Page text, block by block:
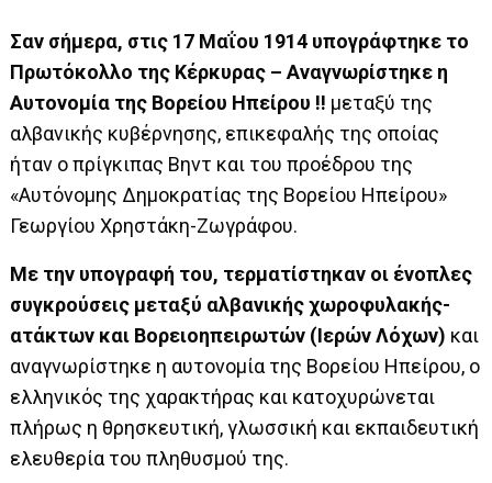
Σαν σήμερα, στις 17 Μαΐου 1914 υπογράφτηκε το
Πρωτόκολλο της Κέρκυρας – Αναγνωρίστηκε η
Αυτονομία της Βορείου Ηπείρου !! μεταξύ της
αλβανικής κυβέρνησης, επικεφαλής της οποίας
ήταν ο πρίγκιπας Βηντ και του προέδρου της
«Αυτόνομης Δημοκρατίας της Βορείου Ηπείρου»
Γεωργίου Χρηστάκη-Ζωγράφου.
Με την υπογραφή του, τερματίστηκαν οι ένοπλες
συγκρούσεις μεταξύ αλβανικής χωροφυλακής-
ατάκτων και Βορειοηπειρωτών (Ιερών Λόχων) και
αναγνωρίστηκε η αυτονομία της Βορείου Ηπείρου, ο
ελληνικός της χαρακτήρας και κατοχυρώνεται
πλήρως η θρησκευτική, γλωσσική και εκπαιδευτική
ελευθερία του πληθυσμού της.